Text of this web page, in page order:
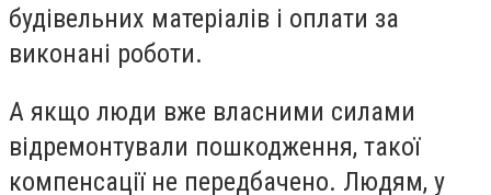
будівельних матеріалів і оплати за
виконані роботи.
А якщо люди вже власними силами
відремонтували пошкодження, такої
компенсації не передбачено. Людям, у